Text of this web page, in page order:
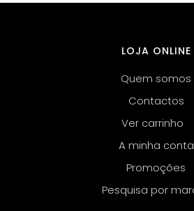
LOJA ONLINE
Quem somos
Contactos
Ver carrinho
A minha conta
Promoções
Pesquisa por